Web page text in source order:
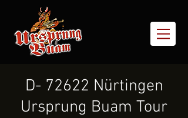
D- 72622 Nürtingen
Ursprung Buam Tour